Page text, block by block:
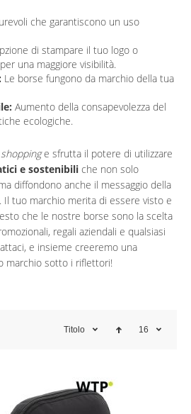
che garantiscono un uso
di stampare il tuo logo o
una maggiore visibilità.
Le borse fungono da marchio della tua
Aumento della consapevolezza del
ecologiche.
e sfrutta il potere di utilizzare
e sostenibili che non solo
diffondono anche il messaggio della
Il tuo marchio merita di essere visto e
che le nostre borse sono la scelta
regali aziendali e qualsiasi
e insieme creeremo una
marchio sotto i riflettori!
Titolo 16